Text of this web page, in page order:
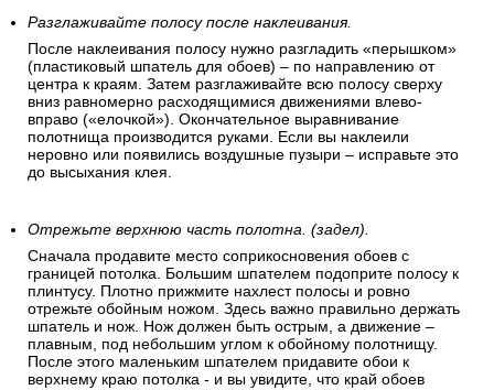
Разглаживайте полосу после наклеивания.
После наклеивания полосу нужно разгладить «перышком»
(пластиковый шпатель для обоев) – по направлению от
центра к краям. Затем разглаживайте всю полосу сверху
вниз равномерно расходящимися движениями влево-
вправо («елочкой»). Окончательное выравнивание
полотнища производится руками. Если вы наклеили
неровно или появились воздушные пузыри – исправьте это
до высыхания клея.
Отрежьте верхнюю часть полотна. (задел).
Сначала продавите место соприкосновения обоев с
границей потолка. Большим шпателем подоприте полосу к
плинтусу. Плотно прижмите нахлест полосы и ровно
отрежьте обойным ножом. Здесь важно правильно держать
шпатель и нож. Нож должен быть острым, а движение –
плавным, под небольшим углом к обойному полотнищу.
После этого маленьким шпателем придавите обои к
верхнему краю потолка - и вы увидите, что край обоев